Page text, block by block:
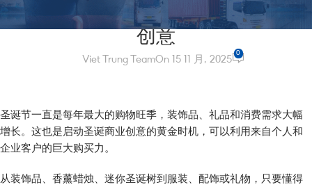
12+ 个易销售、高利润的圣诞季商业
创意
Viet Trung TeamOn 15 11 月, 2025
0
圣诞节一直是每年最大的购物旺季，装饰品、礼品和消费需求大幅
增长。这也是启动圣诞商业创意的黄金时机，可以利用来自个人和
企业客户的巨大购买力。
从装饰品、香薰蜡烛、迷你圣诞树到服装、配饰或礼物，只要懂得